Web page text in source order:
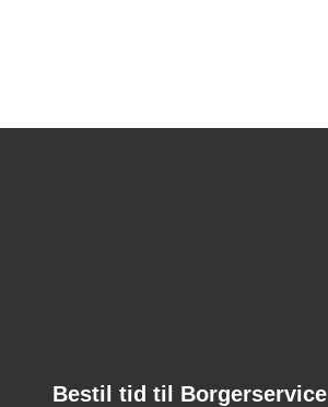
Bestil tid til Borgerservice